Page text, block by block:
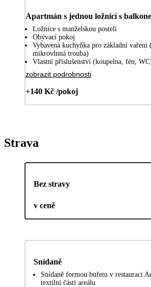
Apartmán s jednou ložnicí s
Ložnice s manželskou postelí
Obývací pokoj
Vybavená kuchyňka pro základní vaření
mikrovlnná trouba)
Vlastní příslušenství (koupelna, fén,
zobrazit podrobnosti
+140 Kč /pokoj
Strava
Bez stravy
v ceně
Snídaně
Snídaně formou bufetu v restauraci
textilní části areálu